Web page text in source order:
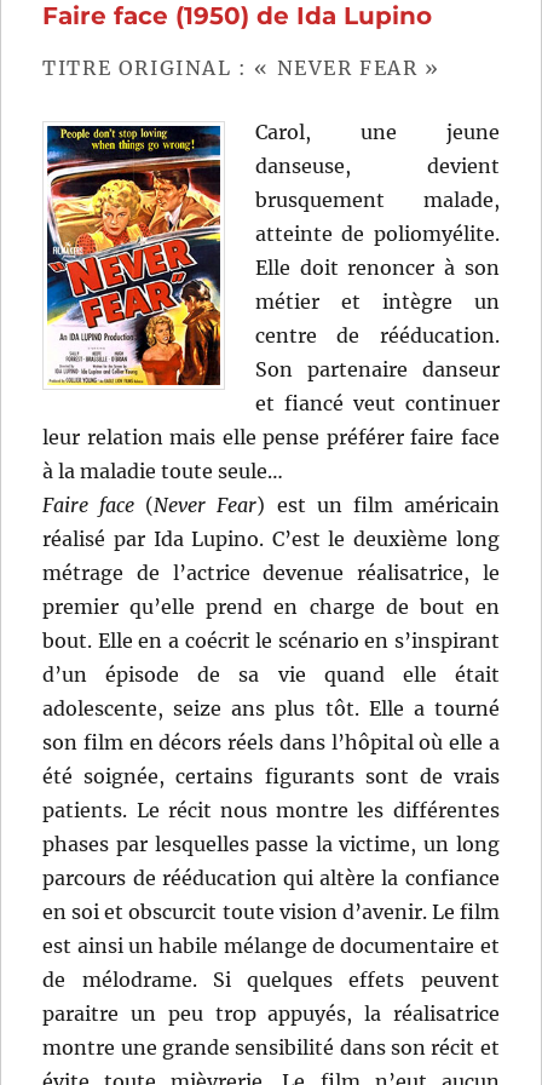
Murphy
Faire face (1950) de Ida Lupino
TITRE ORIGINAL : « NEVER FEAR »
Carol, une jeune
danseuse, devient
brusquement malade,
atteinte de poliomyélite.
Elle doit renoncer à son
métier et intègre un
centre de rééducation.
Son partenaire danseur
et fiancé veut continuer
leur relation mais elle pense préférer faire face
à la maladie toute seule…
Faire face (Never Fear) est un film américain
réalisé par Ida Lupino. C’est le deuxième long
métrage de l’actrice devenue réalisatrice, le
premier qu’elle prend en charge de bout en
bout. Elle en a coécrit le scénario en s’inspirant
d’un épisode de sa vie quand elle était
adolescente, seize ans plus tôt. Elle a tourné
son film en décors réels dans l’hôpital où elle a
été soignée, certains figurants sont de vrais
patients. Le récit nous montre les différentes
phases par lesquelles passe la victime, un long
parcours de rééducation qui altère la confiance
en soi et obscurcit toute vision d’avenir. Le film
est ainsi un habile mélange de documentaire et
de mélodrame. Si quelques effets peuvent
paraitre un peu trop appuyés, la réalisatrice
montre une grande sensibilité dans son récit et